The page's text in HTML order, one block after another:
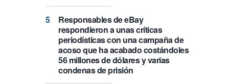
Responsables de eBay
respondieron a unas críticas
periodísticas con una campaña de
acoso que ha acabado costándoles
56 millones de dólares y varias
condenas de prisión